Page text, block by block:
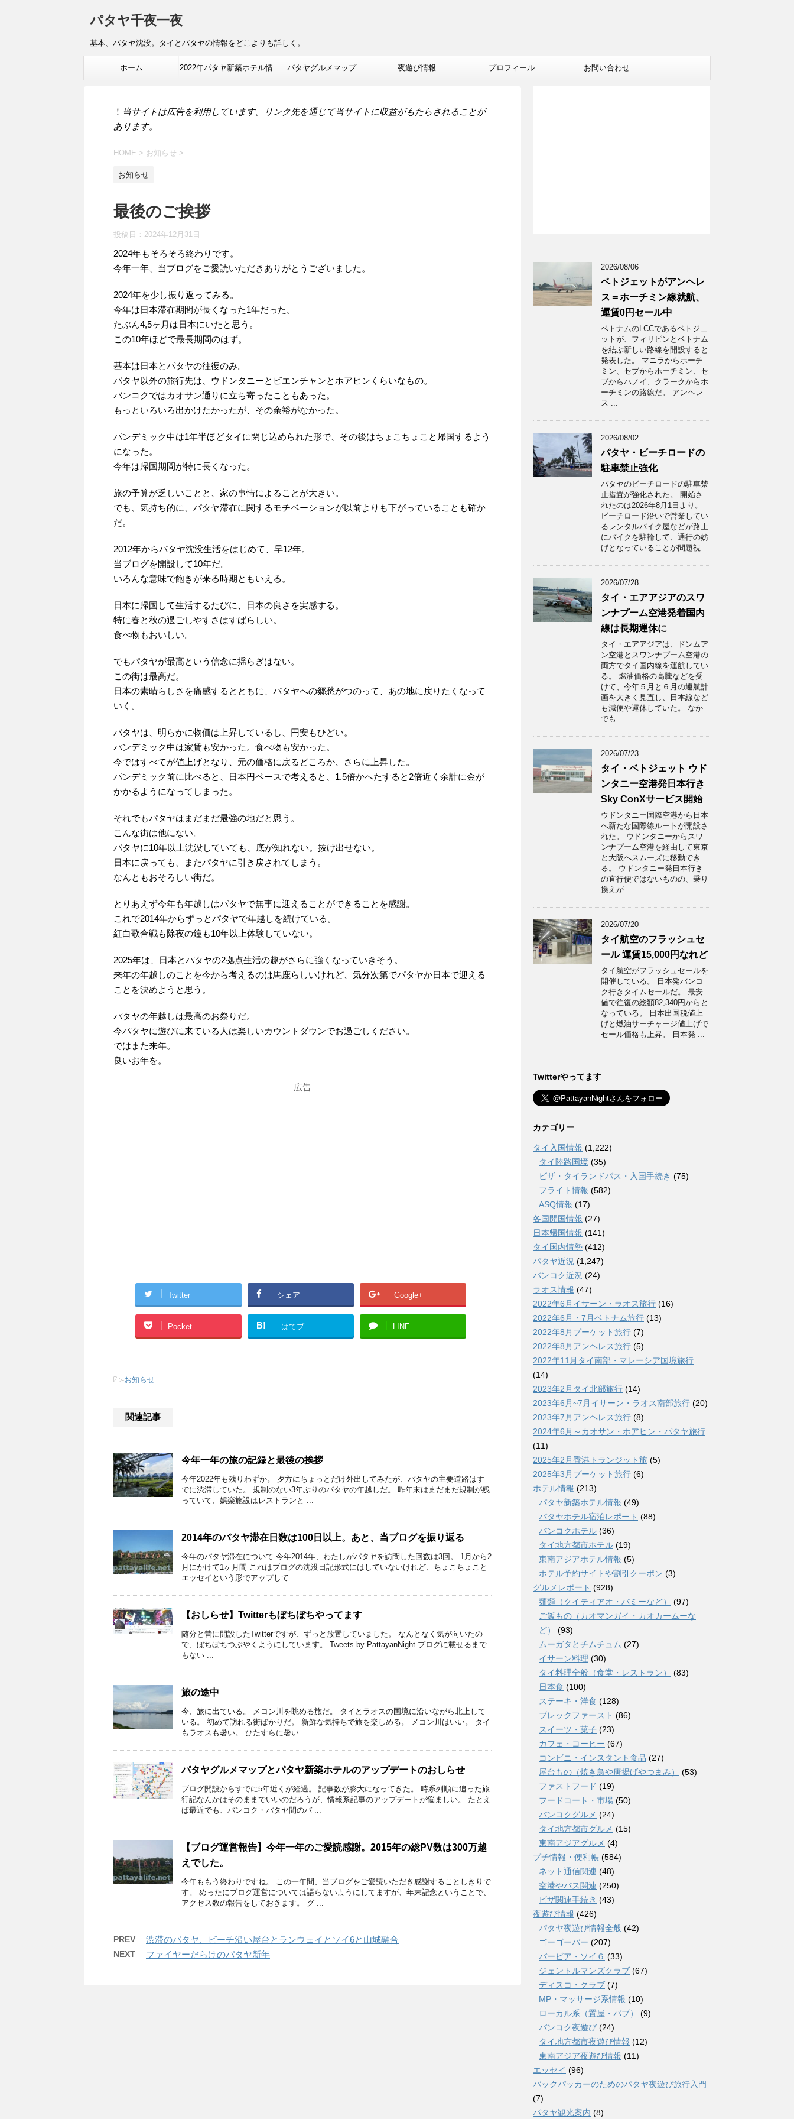
パタヤ千夜一夜
基本、パタヤ沈没。タイとパタヤの情報をどこよりも詳しく。
ホーム 2022年パタヤ新築ホテル情 パタヤグルメマップ 夜遊び情報 プロフィール お問い合わせ
！ 当サイトは広告を利用しています。リンク先を通じて当サイトに収益がもたらされることが
あります。
HOME > お知らせ >
お知らせ
最後のご挨拶
投稿日： 2024年12月31日
2024年もそろそろ終わりです。
今年一年、当ブログをご愛読いただきありがとうございました。
2024年を少し振り返ってみる。
今年は日本滞在期間が長くなった1年だった。
たぶん4,5ヶ月は日本にいたと思う。
この10年ほどで最長期間のはず。
基本は日本とパタヤの往復のみ。
パタヤ以外の旅行先は、ウドンタニーとビエンチャンとホアヒンくらいなもの。
バンコクではカオサン通りに立ち寄ったこともあった。
もっといろいろ出かけたかったが、その余裕がなかった。
パンデミック中は1年半ほどタイに閉じ込められた形で、その後はちょこちょこと帰国するよう
になった。
今年は帰国期間が特に長くなった。
旅の予算が乏しいことと、家の事情によることが大きい。
でも、気持ち的に、パタヤ滞在に関するモチベーションが以前よりも下がっていることも確か
だ。
2012年からパタヤ沈没生活をはじめて、早12年。
当ブログを開設して10年だ。
いろんな意味で飽きが来る時期ともいえる。
日本に帰国して生活するたびに、日本の良さを実感する。
特に春と秋の過ごしやすさはすばらしい。
食べ物もおいしい。
でもパタヤが最高という信念に揺らぎはない。
この街は最高だ。
日本の素晴らしさを痛感するとともに、パタヤへの郷愁がつのって、あの地に戻りたくなって
いく。
パタヤは、明らかに物価は上昇しているし、円安もひどい。
パンデミック中は家賃も安かった。食べ物も安かった。
今ではすべてが値上げとなり、元の価格に戻るどころか、さらに上昇した。
パンデミック前に比べると、日本円ベースで考えると、1.5倍かへたすると2倍近く余計に金が
かかるようになってしまった。
それでもパタヤはまだまだ最強の地だと思う。
こんな街は他にない。
パタヤに10年以上沈没していても、底が知れない。抜け出せない。
日本に戻っても、またパタヤに引き戻されてしまう。
なんともおそろしい街だ。
とりあえず今年も年越しはパタヤで無事に迎えることができることを感謝。
これで2014年からずっとパタヤで年越しを続けている。
紅白歌合戦も除夜の鐘も10年以上体験していない。
2025年は、日本とパタヤの2拠点生活の趣がさらに強くなっていきそう。
来年の年越しのことを今から考えるのは馬鹿らしいけれど、気分次第でパタヤか日本で迎える
ことを決めようと思う。
パタヤの年越しは最高のお祭りだ。
今パタヤに遊びに来ている人は楽しいカウントダウンでお過ごしください。
ではまた来年。
良いお年を。
広告
Twitter シェア Google+
Pocket B! はてブ LINE
-お知らせ
関連記事
今年一年の旅の記録と最後の挨拶
今年2022年も残りわずか。 夕方にちょっとだけ外出してみたが、パタヤの主要道路はす
でに渋滞していた。 規制のない3年ぶりのパタヤの年越しだ。 昨年末はまだまだ規制が残
っていて、娯楽施設はレストランと ...
2014年のパタヤ滞在日数は100日以上。あと、当ブログを振り返る
今年のパタヤ滞在について 今年2014年、わたしがパタヤを訪問した回数は3回。 1月から2
月にかけて1ヶ月間 これはブログの沈没日記形式にはしていないけれど、ちょこちょこと
エッセイという形でアップして ...
【おしらせ】Twitterもぼちぼちやってます
随分と昔に開設したTwitterですが、ずっと放置していました。 なんとなく気が向いたの
で、ぼちぼちつぶやくようにしています。 Tweets by PattayanNight ブログに載せるまで
もない ...
旅の途中
今、旅に出ている。 メコン川を眺める旅だ。 タイとラオスの国境に沿いながら北上して
いる。 初めて訪れる街ばかりだ。 新鮮な気持ちで旅を楽しめる。 メコン川はいい。 タイ
もラオスも暑い。 ひたすらに暑い ...
パタヤグルメマップとパタヤ新築ホテルのアップデートのおしらせ
ブログ開設からすでに5年近くが経過。 記事数が膨大になってきた。 時系列順に追った旅
行記なんかはそのままでいいのだろうが、情報系記事のアップデートが悩ましい。 たとえ
ば最近でも、バンコク・パタヤ間のバ ...
【ブログ運営報告】今年一年のご愛読感謝。2015年の総PV数は300万越
えでした。
今年ももう終わりですね。 この一年間、当ブログをご愛読いただき感謝することしきりで
す。 めったにブログ運営については語らないようにしてますが、年末記念ということで、
アクセス数の報告をしておきます。 グ ...
PREV 渋滞のパタヤ、ビーチ沿い屋台とランウェイとソイ6と山城融合
NEXT ファイヤーだらけのパタヤ新年
2026/08/06
ベトジェットがアンヘレ
ス＝ホーチミン線就航、
運賃0円セール中
ベトナムのLCCであるベトジェ
ットが、フィリピンとベトナム
を結ぶ新しい路線を開設すると
発表した。 マニラからホーチ
ミン、セブからホーチミン、セ
ブからハノイ、クラークからホ
ーチミンの路線だ。 アンヘレ
ス ...
2026/08/02
パタヤ・ビーチロードの
駐車禁止強化
パタヤのビーチロードの駐車禁
止措置が強化された。 開始さ
れたのは2026年8月1日より。
ビーチロード沿いで営業してい
るレンタルバイク屋などが路上
にバイクを駐輪して、通行の妨
げとなっていることが問題視 ...
2026/07/28
タイ・エアアジアのスワ
ンナプーム空港発着国内
線は長期運休に
タイ・エアアジアは、ドンムア
ン空港とスワンナプーム空港の
両方でタイ国内線を運航してい
る。 燃油価格の高騰などを受
けて、今年５月と６月の運航計
画を大きく見直し、日本線など
も減便や運休していた。 なか
でも ...
2026/07/23
タイ・ベトジェット ウド
ンタニー空港発日本行き
Sky ConXサービス開始
ウドンタニー国際空港から日本
へ新たな国際線ルートが開設さ
れた。 ウドンタニーからスワ
ンナプーム空港を経由して東京
と大阪へスムーズに移動でき
る。 ウドンタニー発日本行き
の直行便ではないものの、乗り
換えが ...
2026/07/20
タイ航空のフラッシュセ
ール 運賃15,000円なれど
タイ航空がフラッシュセールを
開催している。 日本発バンコ
ク行きタイムセールだ。 最安
値で往復の総額82,340円からと
なっている。 日本出国税値上
げと燃油サーチャージ値上げで
セール価格も上昇。 日本発 ...
Twitterやってます
カテゴリー
タイ入国情報 (1,222)
タイ陸路国境 (35)
ビザ・タイランドパス・入国手続き (75)
フライト情報 (582)
ASQ情報 (17)
各国開国情報 (27)
日本帰国情報 (141)
タイ国内情勢 (412)
パタヤ近況 (1,247)
バンコク近況 (24)
ラオス情報 (47)
2022年6月イサーン・ラオス旅行 (16)
2022年6月・7月ベトナム旅行 (13)
2022年8月プーケット旅行 (7)
2022年8月アンヘレス旅行 (5)
2022年11月タイ南部・マレーシア国境旅行
(14)
2023年2月タイ北部旅行 (14)
2023年6月~7月イサーン・ラオス南部旅行 (20)
2023年7月アンヘレス旅行 (8)
2024年6月～カオサン・ホアヒン・パタヤ旅行
(11)
2025年2月香港トランジット旅 (5)
2025年3月プーケット旅行 (6)
ホテル情報 (213)
パタヤ新築ホテル情報 (49)
パタヤホテル宿泊レポート (88)
バンコクホテル (36)
タイ地方都市ホテル (19)
東南アジアホテル情報 (5)
ホテル予約サイトや割引クーポン (3)
グルメレポート (928)
麺類（クイティアオ・バミーなど）
(97)
ご飯もの（カオマンガイ・カオカームーな
ど）
(93)
ムーガタとチムチュム (27)
イサーン料理 (30)
タイ料理全般（食堂・レストラン）
(83)
日本食 (100)
ステーキ・洋食 (128)
ブレックファースト (86)
スイーツ・菓子 (23)
カフェ・コーヒー (67)
コンビニ・インスタント食品 (27)
屋台もの（焼き鳥や唐揚げやつまみ）
(53)
ファストフード (19)
フードコート・市場 (50)
バンコクグルメ (24)
タイ地方都市グルメ (15)
東南アジアグルメ (4)
プチ情報・便利帳 (584)
ネット通信関連 (48)
空港やバス関連 (250)
ビザ関連手続き (43)
夜遊び情報 (426)
パタヤ夜遊び情報全般 (42)
ゴーゴーバー (207)
バービア・ソイ６ (33)
ジェントルマンズクラブ (67)
ディスコ・クラブ (7)
MP・マッサージ系情報 (10)
ローカル系（置屋・パブ）
(9)
バンコク夜遊び (24)
タイ地方都市夜遊び情報 (12)
東南アジア夜遊び情報 (11)
エッセイ (96)
バックパッカーのためのパタヤ夜遊び旅行入門
(7)
パタヤ観光案内 (8)